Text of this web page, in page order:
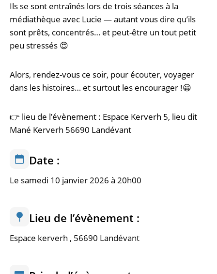
Ils se sont entraînés lors de trois séances à la
médiathèque avec Lucie — autant vous dire qu’ils
sont prêts, concentrés… et peut-être un tout petit
peu stressés 😍
Alors, rendez-vous ce soir, pour écouter, voyager
dans les histoires… et surtout les encourager !😀
👉 lieu de l’évènement : Espace Kerverh 5, lieu dit
Mané Kerverh 56690 Landévant
Date :
Le samedi 10 janvier 2026 à 20h00
Lieu de l’évènement :
Espace kerverh , 56690 Landévant